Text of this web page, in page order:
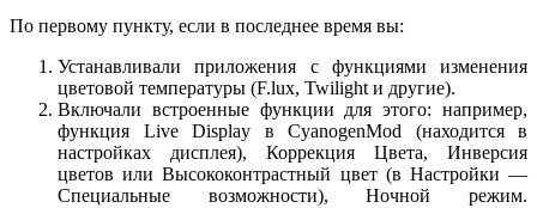
По первому пункту, если в последнее время вы:
Устанавливали приложения с функциями изменения
цветовой температуры (F.lux, Twilight и другие).
Включали встроенные функции для этого: например,
функция Live Display в CyanogenMod (находится в
настройках дисплея), Коррекция Цвета, Инверсия
цветов или Высококонтрастный цвет (в Настройки —
Специальные возможности), Ночной режим.